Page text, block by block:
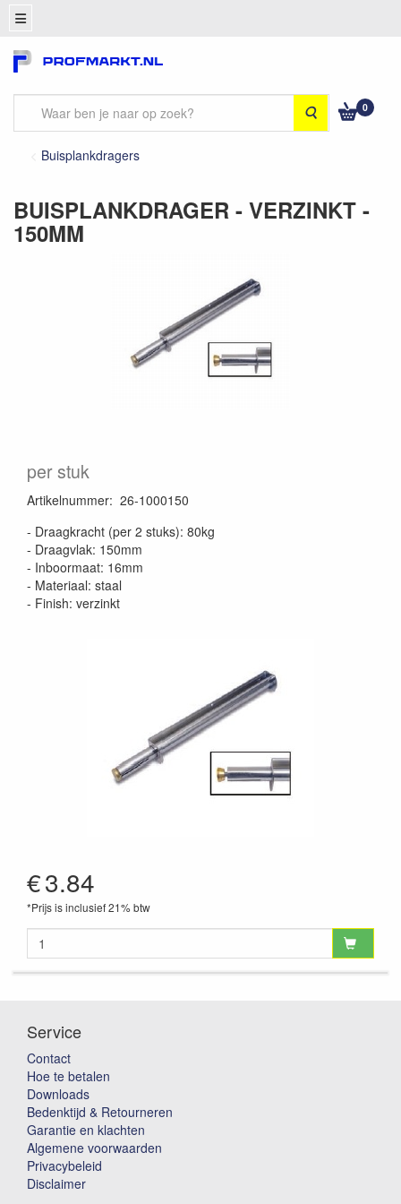
Zoeken 0
Buisplankdragers
BUISPLANKDRAGER - VERZINKT -
150MM
per stuk
Artikelnummer: 26-1000150
- Draagkracht (per 2 stuks): 80kg
- Draagvlak: 150mm
- Inboormaat: 16mm
- Materiaal: staal
- Finish: verzinkt
€3.84
*Prijs is inclusief 21% btw
Service
Contact
Hoe te betalen
Downloads
Bedenktijd & Retourneren
Garantie en klachten
Algemene voorwaarden
Privacybeleid
Disclaimer